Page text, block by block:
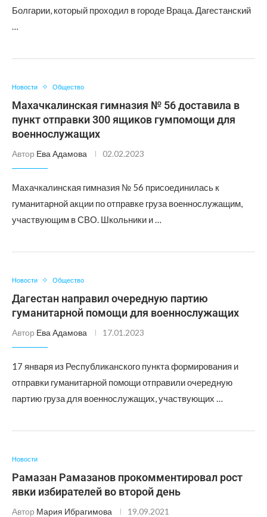
Болгарии, который проходил в городе Враца. Дагестанский
…
Новости Общество
Махачкалинская гимназия № 56 доставила в
пункт отправки 300 ящиков гумпомощи для
военнослужащих
Автор Ева Адамова 02.02.2023
Махачкалинская гимназия № 56 присоединилась к
гуманитарной акции по отправке груза военнослужащим,
участвующим в СВО. Школьники и …
Новости Общество
Дагестан направил очередную партию
гуманитарной помощи для военнослужащих
Автор Ева Адамова 17.01.2023
17 января из Республиканского пункта формирования и
отправки гуманитарной помощи отправили очередную
партию груза для военнослужащих, участвующих …
Новости
Рамазан Рамазанов прокомментировал рост
явки избирателей во второй день
Автор Мария Ибрагимова 19.09.2021